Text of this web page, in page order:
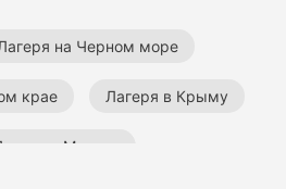
на Черном море
крае Лагеря в Крыму
в Москве